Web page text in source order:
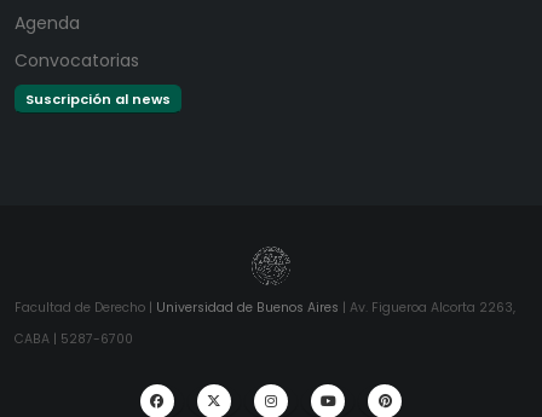
Agenda
Convocatorias
Suscripción al news
Facultad de Derecho | Universidad de Buenos Aires | Av. Figueroa Alcorta 2263,
CABA | 5287-6700